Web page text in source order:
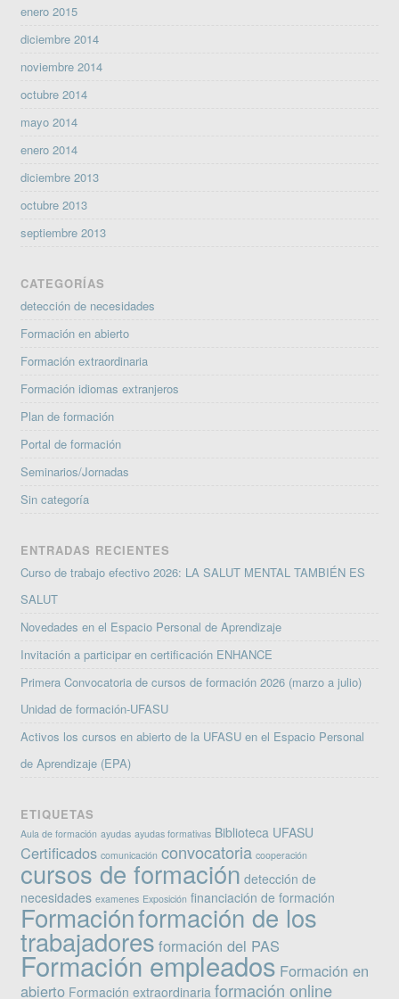
enero 2015
diciembre 2014
noviembre 2014
octubre 2014
mayo 2014
enero 2014
diciembre 2013
octubre 2013
septiembre 2013
CATEGORÍAS
detección de necesidades
Formación en abierto
Formación extraordinaria
Formación idiomas extranjeros
Plan de formación
Portal de formación
Seminarios/Jornadas
Sin categoría
ENTRADAS RECIENTES
Curso de trabajo efectivo 2026: LA SALUT MENTAL TAMBIÉN ES
SALUT
Novedades en el Espacio Personal de Aprendizaje
Invitación a participar en certificación ENHANCE
Primera Convocatoria de cursos de formación 2026 (marzo a julio)
Unidad de formación-UFASU
Activos los cursos en abierto de la UFASU en el Espacio Personal
de Aprendizaje (EPA)
ETIQUETAS
Aula de formación ayudas ayudas formativas Biblioteca UFASU
Certificados comunicación convocatoria cooperación
cursos de formación detección de
necesidades examenes Exposición financiación de formación
Formaciónformación de los
trabajadores formación del PAS
Formación empleados Formación en
abierto Formación extraordinaria formación online